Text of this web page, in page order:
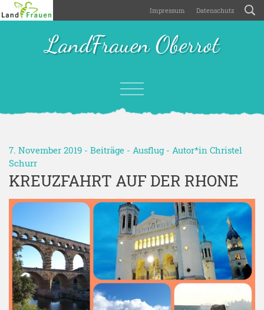
Impressum Datenschutz
LandFrauen Oberrot
7. November 2019 - Beiträge - Ausflug- Autor*in Christel
Schurr
KREUZFAHRT AUF DER RHONE